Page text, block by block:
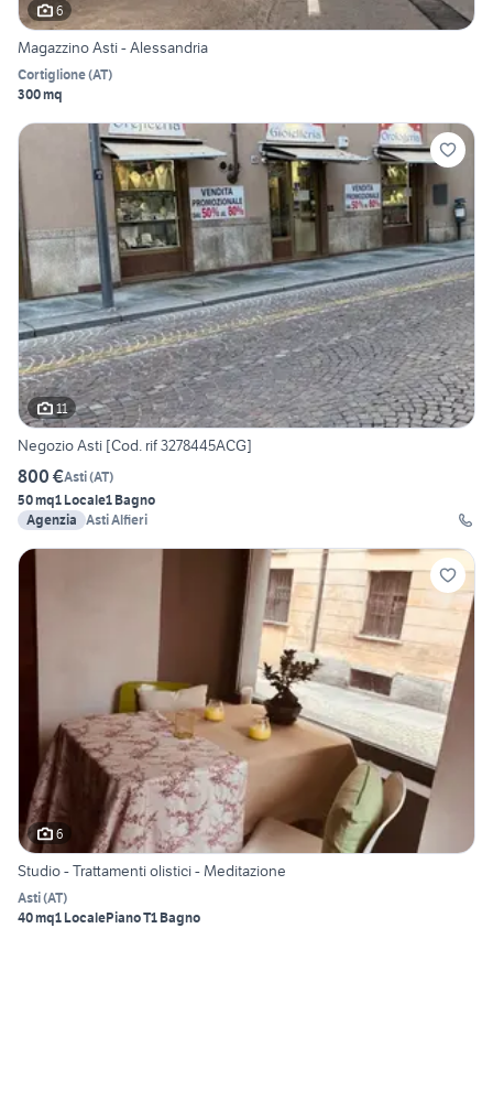
6
Magazzino Asti - Alessandria
Cortiglione(AT)
300 mq
11
Negozio Asti [Cod. rif 3278445ACG]
800 €Asti(AT)
50 mq1 Locale1 Bagno
Agenzia Asti Alfieri
6
Studio - Trattamenti olistici - Meditazione
Asti(AT)
40 mq1 LocalePiano T1 Bagno